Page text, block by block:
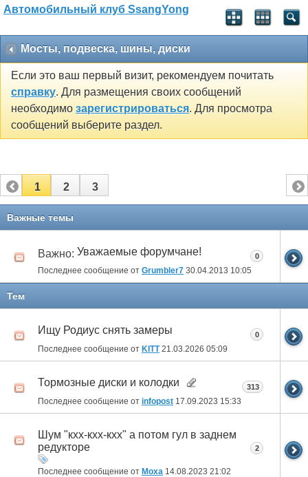
Автомобильный клуб SsangYong
Мосты, подвеска, шины, диски
Если это ваш первый визит, рекомендуем почитать
справку. Для размещения своих сообщений
необходимо зарегистрироваться. Для просмотра
сообщений выберите раздел.
1 2 3
Важные темы
Важно: Уважаемые форумчане!
Последнее сообщение от Grumbler7 30.04.2013 10:05
0
Тем
Ищу Родиус снять замеры
Последнее сообщение от KITT21.03.2026 05:09
0
Тормозные диски и колодки
Последнее сообщение от infopost 17.09.2023 15:33
313
Шум "кхх-кхх-кхх" а потом гул в заднем
редукторе
Последнее сообщение от Moxa 14.08.2023 21:02
2